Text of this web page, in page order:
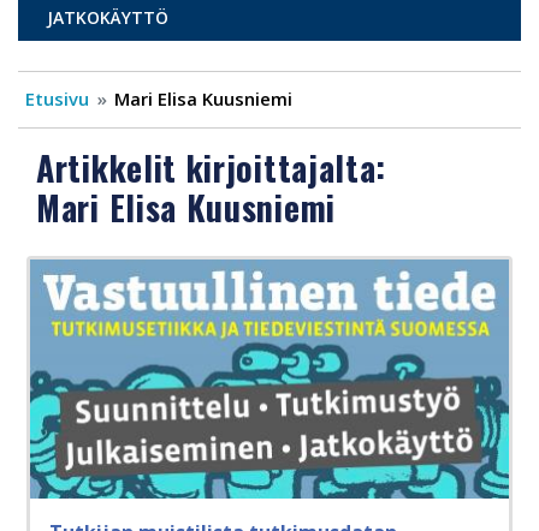
JATKOKÄYTTÖ
Etusivu Mari Elisa Kuusniemi
Artikkelit kirjoittajalta:
Mari Elisa Kuusniemi